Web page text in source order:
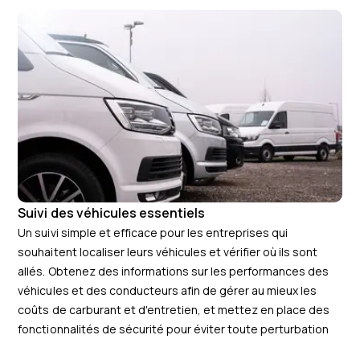
Suivi des véhicules essentiels
Un suivi simple et efficace pour les entreprises qui
souhaitent localiser leurs véhicules et vérifier où ils sont
allés. Obtenez des informations sur les performances des
véhicules et des conducteurs afin de gérer au mieux les
coûts de carburant et d'entretien, et mettez en place des
fonctionnalités de sécurité pour éviter toute perturbation